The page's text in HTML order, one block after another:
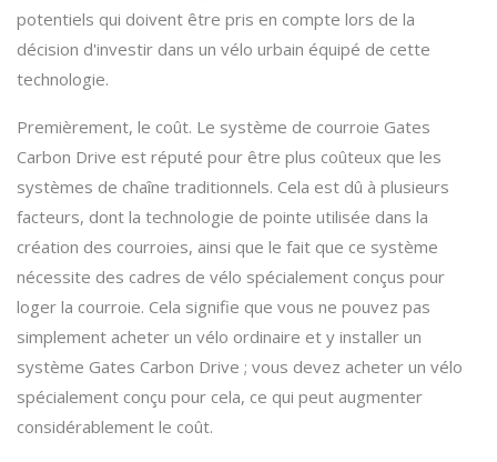
potentiels qui doivent être pris en compte lors de la
décision d'investir dans un vélo urbain équipé de cette
technologie.
Premièrement, le coût. Le système de courroie Gates
Carbon Drive est réputé pour être plus coûteux que les
systèmes de chaîne traditionnels. Cela est dû à plusieurs
facteurs, dont la technologie de pointe utilisée dans la
création des courroies, ainsi que le fait que ce système
nécessite des cadres de vélo spécialement conçus pour
loger la courroie. Cela signifie que vous ne pouvez pas
simplement acheter un vélo ordinaire et y installer un
système Gates Carbon Drive ; vous devez acheter un vélo
spécialement conçu pour cela, ce qui peut augmenter
considérablement le coût.